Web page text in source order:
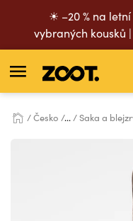
☀ –20 % na
vybraných kousků
Česko ... Saka a